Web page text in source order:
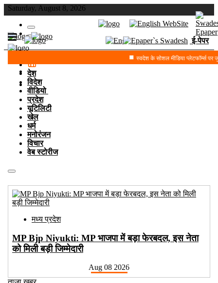
Saturday, August 8, 2026
ई-पेपर
देश
विदेश
वीडियो
प्रदेश
यूटिलिटी
खेल
धर्म
मनोरंजन
विचार
वेब स्टोरीज
स्वदेश के सोशल मीडिया प्लेटफॉर्म्स पर
मध्य प्रदेश
MP Bjp Niyukti: MP भाजपा में बड़ा फेरबदल, इस नेता
को मिली बड़ी जिम्मेदारी
Aug 08 2026